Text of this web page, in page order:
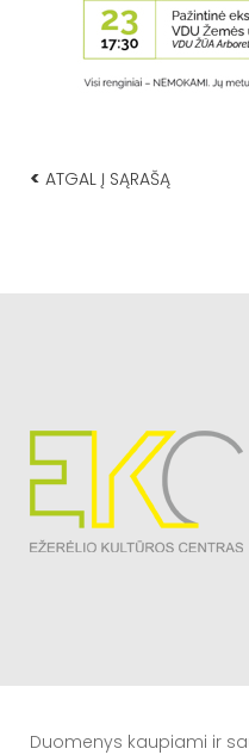
< ATGAL Į SĄRAŠĄ
Duomenys kaupiami ir